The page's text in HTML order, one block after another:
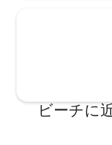
ビーチに